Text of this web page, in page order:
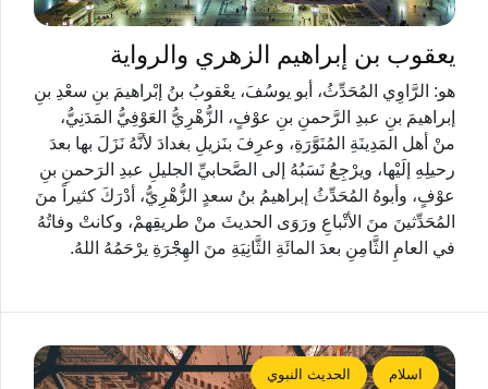
يعقوب بن إبراهيم الزهري والرواية
هو: الرَّاوِي المُحَدِّثُ، أبو يوسُفَ، يعْقوبُ بنُ إبْراهيمَ بنِ سعْدِ بنِ
إبراهيمَ بنِ عبدِ الرَّحمنِ بنِ عوْفٍ، الزُّهْرِيُّ العَوْفِيُّ المَدَنِيُّ،
منْ أهل المَدِينَةِ المُنَوَّرَةِ، وعرِفَ بنَزيلِ بغدادَ لأنَّهُ نَزَلَ بها بعدَ
رحيلِهِ إلَيْها، ويرْجِعُ نَسَبُهُ إلى الصَّحابيِّ الجليلِ عبدِ الرَحمنِ بنِ
عوْفٍ، وأبوهُ المُحَدِّثُ إبراهيمُ بنُ سعدٍ الزُّهْرِيُّ، أدْرَكَ كثيراً منَ
المُحَدِّثينَ منَ الأتْباعِ ورَوَى الحديثَ منْ طريقِهمْ، وكانتْ وفاتُهُ
في العامِ الثَّامِنِ بعدَ المائَةِ الثَّانِيَةِ منَ الهِجْْرَةِ يرْحَمُهُ اللهُ.
اسلام الحديث النبوي